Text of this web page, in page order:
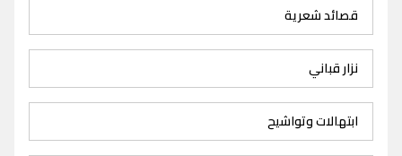
قصائد شعرية
نزار قباني
ابتهالات وتواشيح